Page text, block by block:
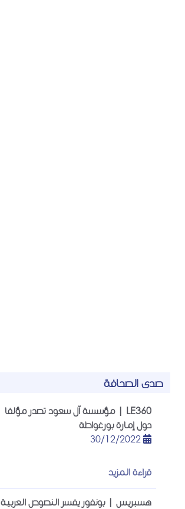
صدى الصحافة
LE360 | مؤسسة آل سعود تصدر مؤلفا
حول إمارة بورغواطة
30/12/2022
قراءة المزيد
هسبريس | بونفور يفسر النصوص العربية